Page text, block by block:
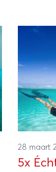
mee!
28 maart
5x